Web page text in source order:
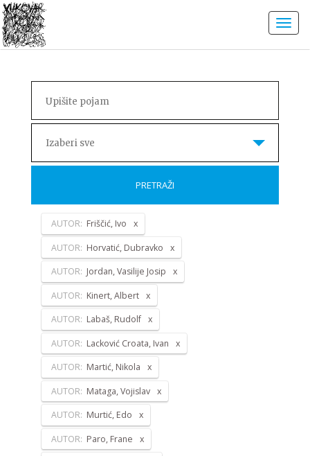
Izaberi sve
PRETRAŽI
AUTOR: Friščić, Ivo
AUTOR: Horvatić, Dubravko
AUTOR: Jordan, Vasilije Josip
AUTOR: Kinert, Albert
AUTOR: Labaš, Rudolf
AUTOR: Lacković Croata, Ivan
AUTOR: Martić, Nikola
AUTOR: Mataga, Vojislav
AUTOR: Murtić, Edo
AUTOR: Paro, Frane